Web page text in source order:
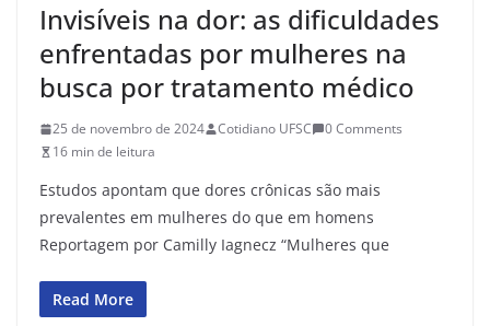
Invisíveis na dor: as dificuldades
enfrentadas por mulheres na
busca por tratamento médico
25 de novembro de 2024 Cotidiano UFSC
0 Comments
16 min de leitura
Estudos apontam que dores crônicas são mais
prevalentes em mulheres do que em homens
Reportagem por Camilly Iagnecz “Mulheres que
Read More